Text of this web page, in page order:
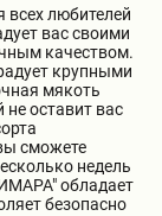
любителей
вас своими
качеством.
крупными
мякоть
оставит вас
сможете
недель
обладает
безопасно